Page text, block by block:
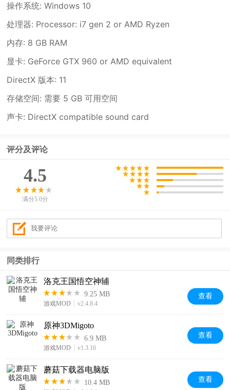
操作系统: Windows 10
处理器: Processor: i7 gen 2 or AMD Ryzen
内存: 8 GB RAM
显卡: GeForce GTX 960 or AMD equivalent
DirectX 版本: 11
存储空间: 需要 5 GB 可用空间
声卡: DirectX compatible sound card
评分及评论
4.5
满分5.0分
同类排行
洛克王国悟空神辅
9.25 MB
游戏MOD v2.4.8.4
查看
原神3DMigoto
6.9 MB
游戏MOD v1.3.16
查看
蘑菇下载器电脑版
10.4 MB 查看